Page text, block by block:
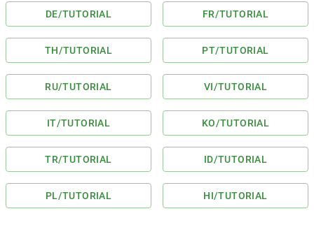
DE/TUTORIAL FR/TUTORIAL
TH/TUTORIAL PT/TUTORIAL
RU/TUTORIAL VI/TUTORIAL
IT/TUTORIAL KO/TUTORIAL
TR/TUTORIAL ID/TUTORIAL
PL/TUTORIAL HI/TUTORIAL